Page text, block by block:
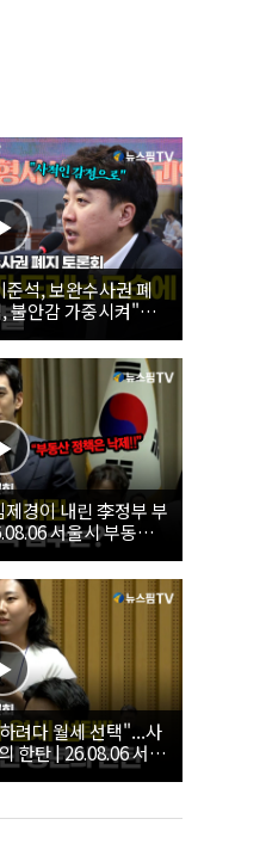
석, 보완수사권 폐
불안감 가중시켜"｜
사권 폐지 토론회
경이 내린 李정부 부
서울시 부동산
려다 월세 선택"...사
한탄 | 26.08.06 서울